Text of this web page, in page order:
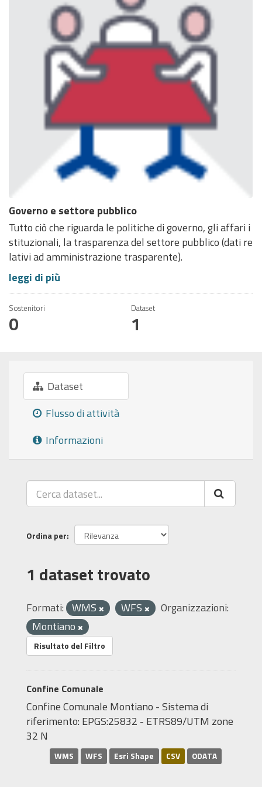
Governo e settore pubblico
Tutto ciò che riguarda le politiche di governo, gli affari i
stituzionali, la trasparenza del settore pubblico (dati re
lativi ad amministrazione trasparente).
leggi di più
Sostenitori
0
Dataset
1
Dataset
Flusso di attività
Informazioni
Ordina per
1 dataset trovato
Formati: WMS WFS
Organizzazioni:
Montiano
Risultato del Filtro
Confine Comunale
Confine Comunale Montiano - Sistema di
riferimento: EPGS:25832 - ETRS89/UTM zone
32 N
WMS WFS Esri Shape CSV ODATA